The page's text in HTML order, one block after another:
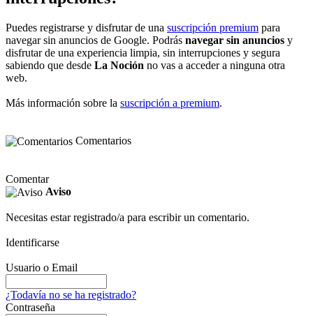
Puedes registrarse y disfrutar de una suscripción premium para
navegar sin anuncios de Google. Podrás navegar sin anuncios y
disfrutar de una experiencia limpia, sin interrupciones y segura
sabiendo que desde La Noción no vas a acceder a ninguna otra
web.
Más información sobre la suscripción a premium.
Comentarios
Comentar
Aviso
Necesitas estar registrado/a para escribir un comentario.
Identificarse
Usuario o Email
¿Todavía no se ha registrado?
Contraseña